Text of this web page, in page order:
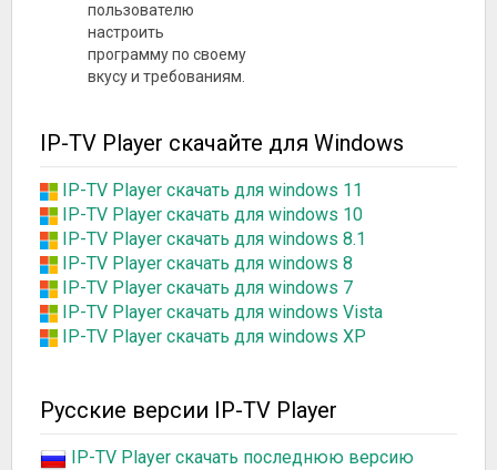
пользователю
настроить
программу по своему
вкусу и требованиям.
IP-TV Player скачайте для Windows
IP-TV Player скачать для windows 11
IP-TV Player скачать для windows 10
IP-TV Player скачать для windows 8.1
IP-TV Player скачать для windows 8
IP-TV Player скачать для windows 7
IP-TV Player скачать для windows Vista
IP-TV Player скачать для windows XP
Русские версии IP-TV Player
IP-TV Player скачать последнюю версию